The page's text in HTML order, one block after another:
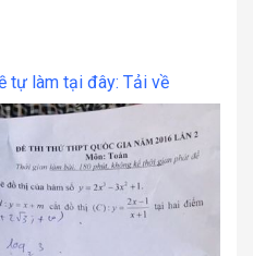
tự làm tại đây: Tải về